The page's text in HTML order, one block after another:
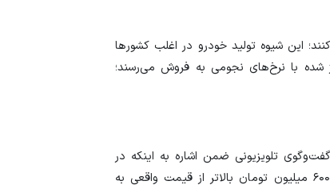
این شیوه تولید خودرو در اغلب کشورها
شده با نرخ‌های نجومی به فروش می‌رسند؛
تلویزیونی ضمن اشاره به اینکه در
نبود خودروهای وارداتی، خودروهای مونتاژشده بازار را در دست گرفته‌اند، گفته بود که این خودروها ۳۰۰ تا ۶۰۰ میلیون تومان بالاتر از قیمت واقعی به